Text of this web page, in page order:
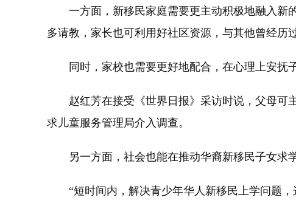
一方面，新移民家庭需要更主动积极地融入新的
多请教，家长也可利用好社区资源，与其他曾经历
同时，家校也需要更好地配合，在心理上安抚子
赵红芳在接受《世界日报》采访时说，父母可
求儿童服务管理局介入调查。
另一方面，社会也能在推动华裔新移民子女求学
“短时间内，解决青少年华人新移民上学问题，